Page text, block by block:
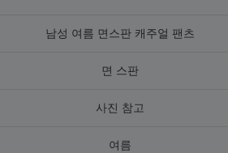
남성 여름 면스판 캐주얼 팬츠
면 스판
사진 참고
여름